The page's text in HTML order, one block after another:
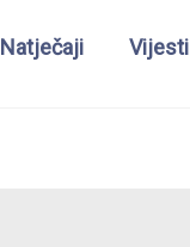
Natječaji Vijesti